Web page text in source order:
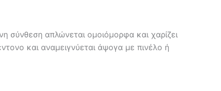
απλώνεται ομοιόμορφα και χαρίζει
και αναμειγνύεται άψογα με πινέλο ή